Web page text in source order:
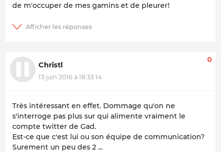
de m'occuper de mes gamins et de pleurer!
Christl
13 juin 2016 à 18:33:14
0
Très intéressant en effet. Dommage qu'on ne
s'interroge pas plus sur qui alimente vraiment le
compte twitter de Gad.
Est-ce que c'est lui ou son équipe de communication?
Surement un peu des 2 ...